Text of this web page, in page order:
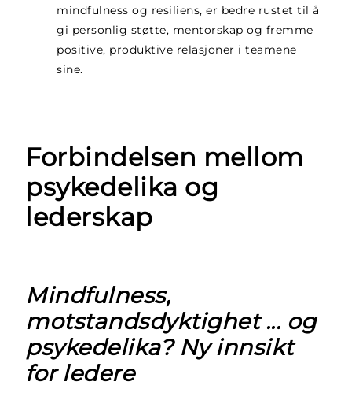
mindfulness og resiliens, er bedre rustet til å
gi personlig støtte, mentorskap og fremme
positive, produktive relasjoner i teamene
sine.
Forbindelsen mellom
psykedelika og
lederskap
Mindfulness,
motstandsdyktighet ... og
psykedelika? Ny innsikt
for ledere